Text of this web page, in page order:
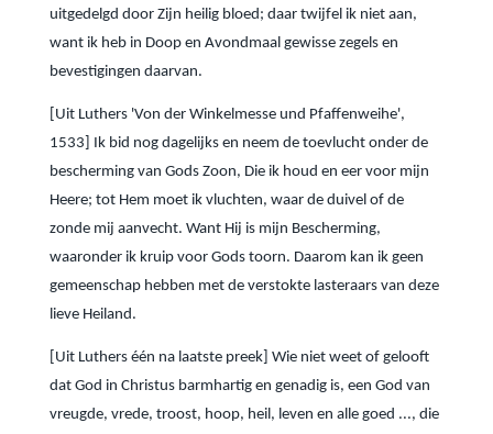
uitgedelgd door Zijn heilig bloed; daar twijfel ik niet aan,
want ik heb in Doop en Avondmaal gewisse zegels en
bevestigingen daarvan.
[Uit Luthers 'Von der Winkelmesse und Pfaffenweihe',
1533] Ik bid nog dagelijks en neem de toevlucht onder de
bescherming van Gods Zoon, Die ik houd en eer voor mijn
Heere; tot Hem moet ik vluchten, waar de duivel of de
zonde mij aanvecht. Want Hij is mijn Bescherming,
waaronder ik kruip voor Gods toorn. Daarom kan ik geen
gemeenschap hebben met de verstokte lasteraars van deze
lieve Heiland.
[Uit Luthers één na laatste preek] Wie niet weet of gelooft
dat God in Christus barmhartig en genadig is, een God van
vreugde, vrede, troost, hoop, heil, leven en alle goed ..., die